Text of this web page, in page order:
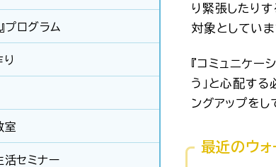
プログラム
り
室
活セミナー
り緊張したり
対象としていま
『コミュニケー
う」と心配す
ングアップをし
最近のウォ